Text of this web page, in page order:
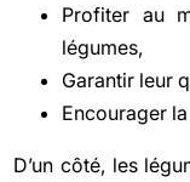
Profiter au
légumes,
Garantir leur
Encourager
D’un côté, les